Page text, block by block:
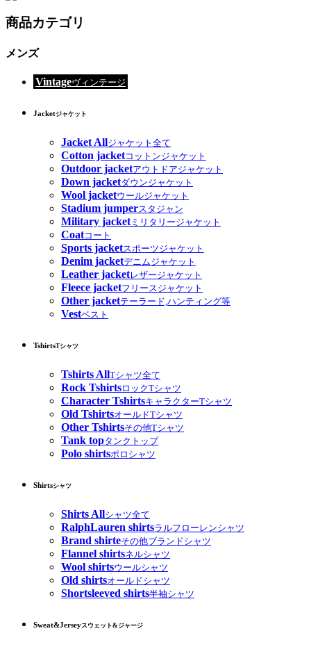
商品カテゴリ
メンズ
Vintageヴィンテージ
Jacketジャケット
Jacket Allジャケット全て
Cotton jacketコットンジャケット
Outdoor jacketアウトドアジャケット
Down jacketダウンジャケット
Wool jacketウールジャケット
Stadium jumperスタジャン
Military jacketミリタリージャケット
Coatコート
Sports jacketスポーツジャケット
Denim jacketデニムジャケット
Leather jacketレザージャケット
Fleece jacketフリースジャケット
Other jacketテーラード,ハンティング等
Vestベスト
TshirtsTシャツ
Tshirts AllTシャツ全て
Rock TshirtsロックTシャツ
Character TshirtsキャラクターTシャツ
Old TshirtsオールドTシャツ
Other Tshirtsその他Tシャツ
Tank topタンクトップ
Polo shirtsポロシャツ
Shirtsシャツ
Shirts Allシャツ全て
RalphLauren shirtsラルフローレンシャツ
Brand shirteその他ブランドシャツ
Flannel shirtsネルシャツ
Wool shirtsウールシャツ
Old shirtsオールドシャツ
Shortsleeved shirts半袖シャツ
Sweat&Jerseyスウェット&ジャージ